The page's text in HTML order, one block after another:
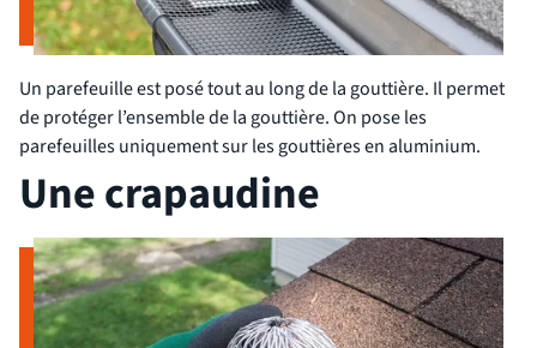
Un parefeuille est posé tout au long de la gouttière. Il permet
de protéger l’ensemble de la gouttière. On pose les
parefeuilles uniquement sur les gouttières en aluminium.
Une crapaudine